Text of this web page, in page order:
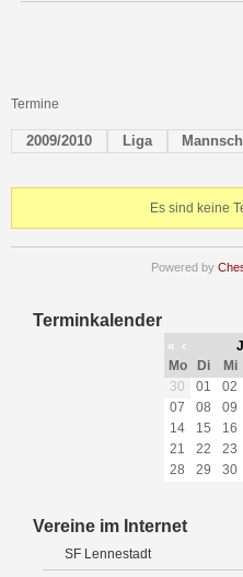
Termine
2009/2010 Liga
Es sind keine
Powered by
Terminkalender
« ‹
Mo
Di Mi
30
01 02
07
08 09
14
15 16
21
22 23
28
29 30
Vereine im Internet
SF Lennestadt